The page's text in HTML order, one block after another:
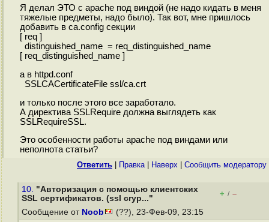
Я делал ЭТО с apache под виндой (не надо кидать в меня
тяжелые предметы, надо было). Так вот, мне пришлось
добавить в ca.config секции
[ req ]
distinguished_name = req_distinguished_name
[ req_distinguished_name ]
а в httpd.conf
SSLCACertificateFile ssl/ca.crt
и только после этого все заработало.
А директива SSLRequire должна выглядеть как
SSLRequireSSL.
Это особенности работы apache под виндами или
неполнота статьи?
Ответить Правка| Наверх Cообщить модератору
10. "Авторизация с помощью клиентских
SSL сертификатов. (ssl cryp..."
+ / –
Сообщение от Noob (??), 23-Фев-09, 23:15